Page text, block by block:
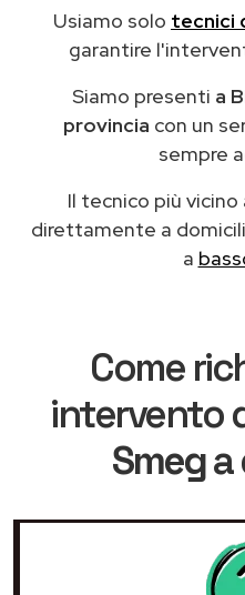
Usiamo solo tecnici
garantire
Siamo presenti a
provincia con un
sempre
Il tecnico più
direttamente a
a
Come
intervento
Smega